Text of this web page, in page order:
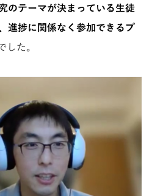
のテーマが決まっている生徒
進捗に関係なく参加できるプ
した。